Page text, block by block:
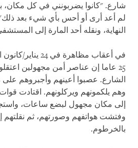
شارع. "كانوا يضربونني في كل
لم أعد أرى أو أحس بأي شيء بعد
النهاية، ونقله أحد المارة إلى
في أعقاب مظاهرة
25 عاما إن عناصر أمن مجهولين
الشارع. عصبوا أعينهم وأجبروهم
وهم يلكمونهم ويركلونهم. اقتادت قوات
إلى مكان مجهول لبضع ساعات،
وفتشت هواتفهم وصورتهم، ثم
بالخرطوم.